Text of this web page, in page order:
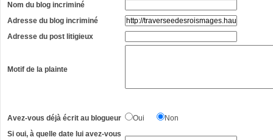
Nom du blog incriminé
Adresse du blog incriminé
Adresse du post litigieux
Motif de la plainte
Avez-vous déjà écrit au blogueur Oui
Non
Si oui, à quelle date lui avez-vous